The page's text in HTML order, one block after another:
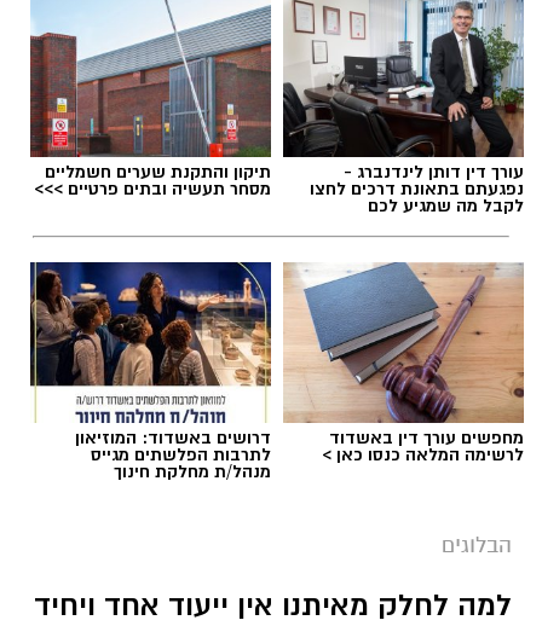
עורך דין דותן לינדנברג -
נפגעתם בתאונת דרכים לחצו
לקבל מה שמגיע לכם
תיקון והתקנת שערים חשמליים
מסחר תעשיה ובתים פרטיים >>>
מחפשים עורך דין באשדוד
לרשימה המלאה כנסו כאן >
דרושים באשדוד: המוזיאון
לתרבות הפלשתים מגייס
מנהל/ת מחלקת חינוך
הבלוגים
למה לחלק מאיתנו אין ייעוד אחד ויחיד